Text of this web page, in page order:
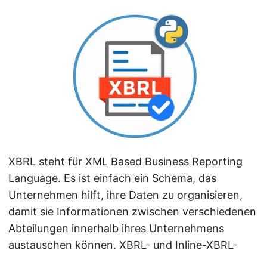
XBRL steht für XML Based Business Reporting
Language. Es ist einfach ein Schema, das
Unternehmen hilft, ihre Daten zu organisieren,
damit sie Informationen zwischen verschiedenen
Abteilungen innerhalb ihres Unternehmens
austauschen können. XBRL- und Inline-XBRL-